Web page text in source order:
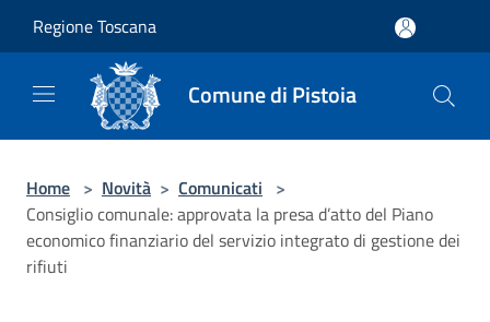
Regione Toscana
Comune di Pistoia
Home > Novità > Comunicati >
Consiglio comunale: approvata la presa d’atto del Piano
economico finanziario del servizio integrato di gestione dei
rifiuti